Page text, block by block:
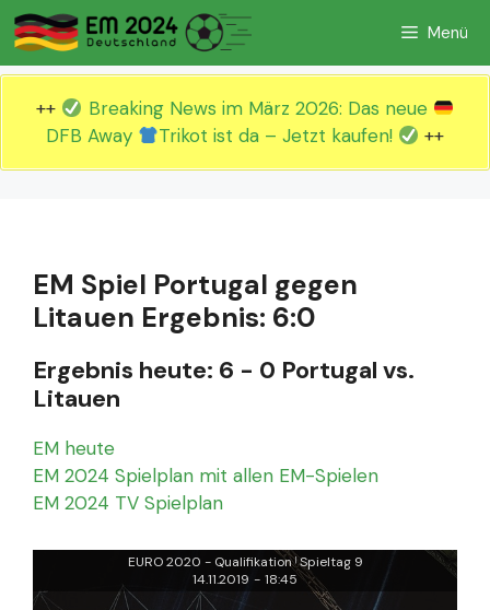
Zum
Inhalt
springen
Menü
++
Breaking News im März 2026: Das neue
DFB Away
Trikot ist da – Jetzt kaufen! ++
EM Spiel Portugal gegen
Litauen Ergebnis: 6:0
Ergebnis heute: 6 - 0 Portugal vs.
Litauen
EM heute
EM 2024 Spielplan mit allen EM-Spielen
EM 2024 TV Spielplan
EURO 2020 - Qualifikation | Spieltag 9
14.11.2019 - 18:45